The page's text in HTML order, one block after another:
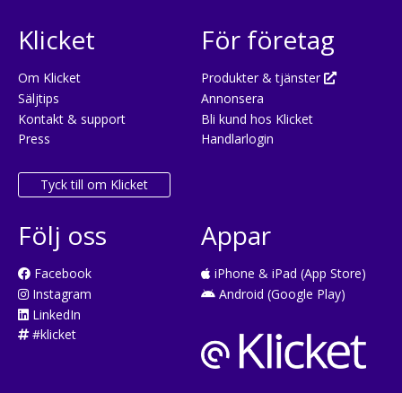
Klicket
Om Klicket
Säljtips
Kontakt & support
Press
Tyck till om Klicket
För företag
Produkter & tjänster
Annonsera
Bli kund hos Klicket
Handlarlogin
Följ oss
Facebook
Instagram
LinkedIn
#klicket
Appar
iPhone & iPad (App Store)
Android (Google Play)